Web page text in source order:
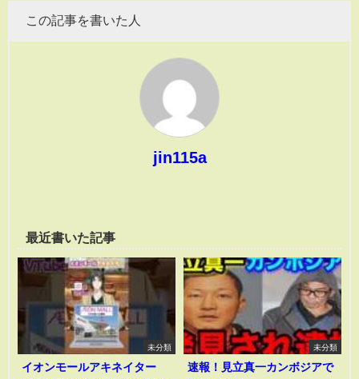
この記事を書いた人
jin115a
最近書いた記事
未分類
イオンモールアキネイター
未分類
速報！見立真一カンボジアで